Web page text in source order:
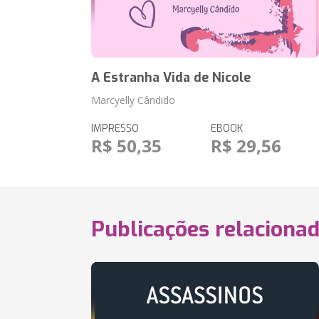
A Estranha Vida de Nicole
Marcyelly Cândido
IMPRESSO
R$ 50,35
EBOOK
R$ 29,56
Publicações